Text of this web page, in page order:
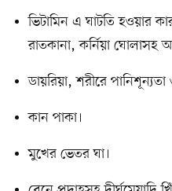
ভিটামিন এ ঘাটতি হওয়ার
রাতকানা, কর্নিয়া ঘোলাসহ
ডায়রিয়া, শরীরে পানিশূন্যতা
কান পাকা।
মুখের ভেতর ঘা।